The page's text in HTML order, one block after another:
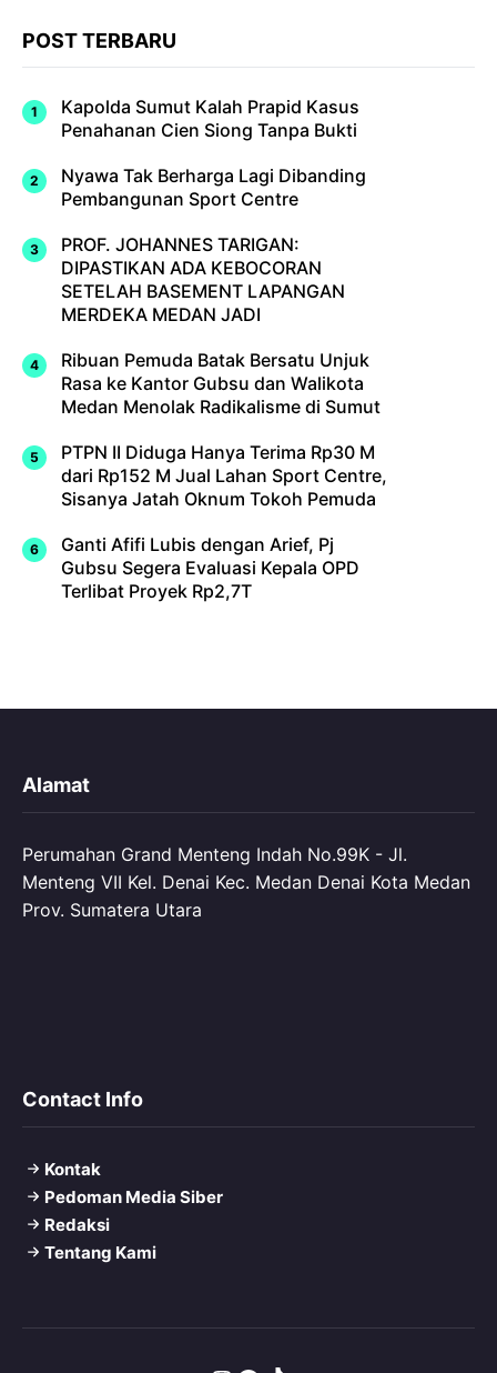
POST TERBARU
Kapolda Sumut Kalah Prapid Kasus
Penahanan Cien Siong Tanpa Bukti
Nyawa Tak Berharga Lagi Dibanding
Pembangunan Sport Centre
PROF. JOHANNES TARIGAN:
DIPASTIKAN ADA KEBOCORAN
SETELAH BASEMENT LAPANGAN
MERDEKA MEDAN JADI
Ribuan Pemuda Batak Bersatu Unjuk
Rasa ke Kantor Gubsu dan Walikota
Medan Menolak Radikalisme di Sumut
PTPN II Diduga Hanya Terima Rp30 M
dari Rp152 M Jual Lahan Sport Centre,
Sisanya Jatah Oknum Tokoh Pemuda
Ganti Afifi Lubis dengan Arief, Pj
Gubsu Segera Evaluasi Kepala OPD
Terlibat Proyek Rp2,7T
Alamat
Perumahan Grand Menteng Indah No.99K - Jl.
Menteng VII Kel. Denai Kec. Medan Denai Kota Medan
Prov. Sumatera Utara
Contact Info
Kontak
Pedoman Media Siber
Redaksi
Tentang Kami